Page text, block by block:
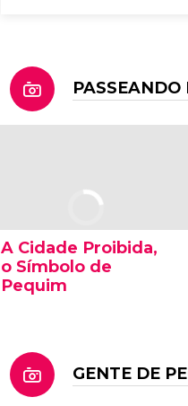
PASSEANDO
A Cidade Proibida,
o Símbolo de
Pequim
GENTE DE